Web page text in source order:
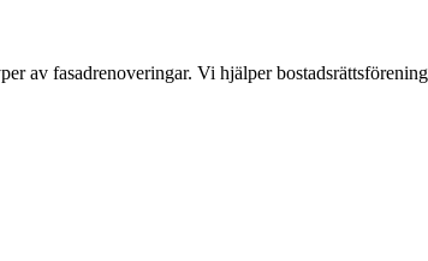
av fasadrenoveringar. Vi hjälper